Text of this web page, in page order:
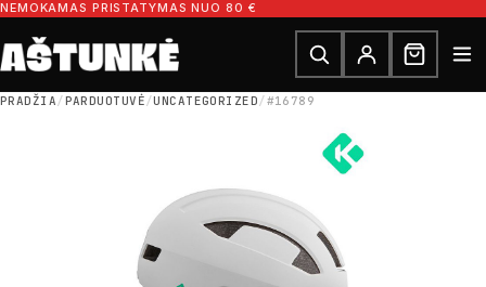
Pereiti prie turinio
NEMOKAMAS PRISTATYMAS NUO 80 €
Ieškoti dalių
Ieškoti
PRADŽIA/PARDUOTUVĖ/UNCATEGORIZED/#16789